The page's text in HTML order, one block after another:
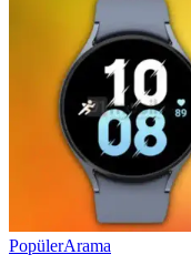
PopülerArama